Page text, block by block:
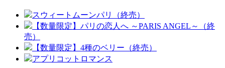
スウィートムーンパリ（終売）
【数量限定】パリの恋人へ ～PARIS ANGEL～（終
売）
【数量限定】4種のベリー（終売）
アプリコットロマンス